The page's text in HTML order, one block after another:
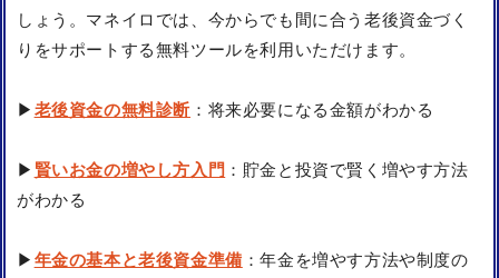
しょう。マネイロでは、今からでも間に合う老後資金づく
りをサポートする無料ツールを利用いただけます。
▶ 老後資金の無料診断 ：将来必要になる金額がわかる
▶ 賢いお金の増やし方入門 ：貯金と投資で賢く増やす方法
がわかる
▶ 年金の基本と老後資金準備 ：年金を増やす方法や制度の